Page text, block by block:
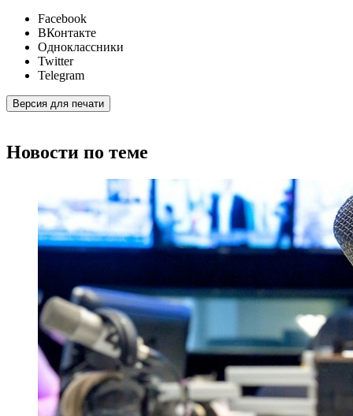
Facebook
ВКонтакте
Одноклассники
Twitter
Telegram
Версия для печати
Новости по теме